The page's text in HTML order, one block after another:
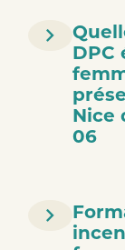
DPC
Nice
06